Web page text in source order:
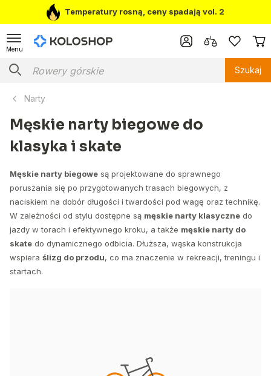
Temperatury rosną, ceny spadają vol. 2
Menu
Szukaj
Narty
Męskie narty biegowe do
klasyka i skate
Męskie narty biegowe są projektowane do sprawnego
poruszania się po przygotowanych trasach biegowych, z
naciskiem na dobór długości i twardości pod wagę oraz technikę.
W zależności od stylu dostępne są męskie narty klasyczne do
jazdy w torach i efektywnego kroku, a także męskie narty do
skate do dynamicznego odbicia. Dłuższa, wąska konstrukcja
wspiera ślizg do przodu, co ma znaczenie w rekreacji, treningu i
startach.